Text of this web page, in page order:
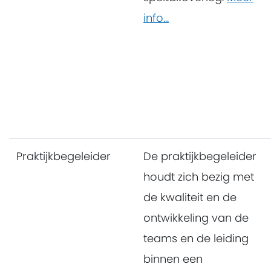
info...
Praktijkbegeleider
De praktijkbegeleider
houdt zich bezig met
de kwaliteit en de
ontwikkeling van de
teams en de leiding
binnen een